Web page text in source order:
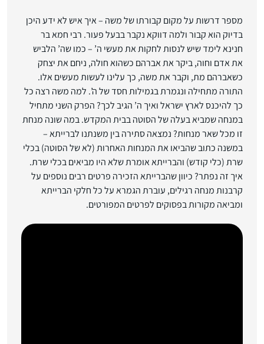
מספר דרשות על מקום קבורתו של משה – איך איש לא ידע היכן
בדיוק הוא קבור ולמה דווקא נקבר בבעל פעור. רבי חמא בר
חנינא לימד שיש לנסות לחקות את מעשי ה’ – כמו שה’ הלביש
את אדם וחוה, ביקר את אברהם כשהוא חולה, ניחם את יצחק
כשאברהם מת, וקבר את משה, כך עלינו לעשות מעשים אלו.
התורה מתחילה ונגמרת בגמילות חסד של ה’. למה משה רצה כל
כך להיכנס לארץ ישראל ואיך ה’ הגיב לכך? הפרק השני מתחיל
במנחה שמביא בעלה של הסוטה בבית המקדש. במה שונה מנחת
זו מכל שאר מנחות? נמצאה סתירה בין משנתנו לברייתא –
במשנה כתוב שהביאו את המנחות האחרות (לא של הסוטה) בכלי
שרת (כלי קודש) והברייתא אומרת שלא היו מביאים בכלי שרת.
איך זה נפתר? כיוון שהברייתא הזכירה פרטים רבים נוספים על
קרבנות מנחה רגילים, עוברת הגמרא על כל חלקי הברייתא
ומביאה מקורות בפסוקים לפרטים המפורטים.